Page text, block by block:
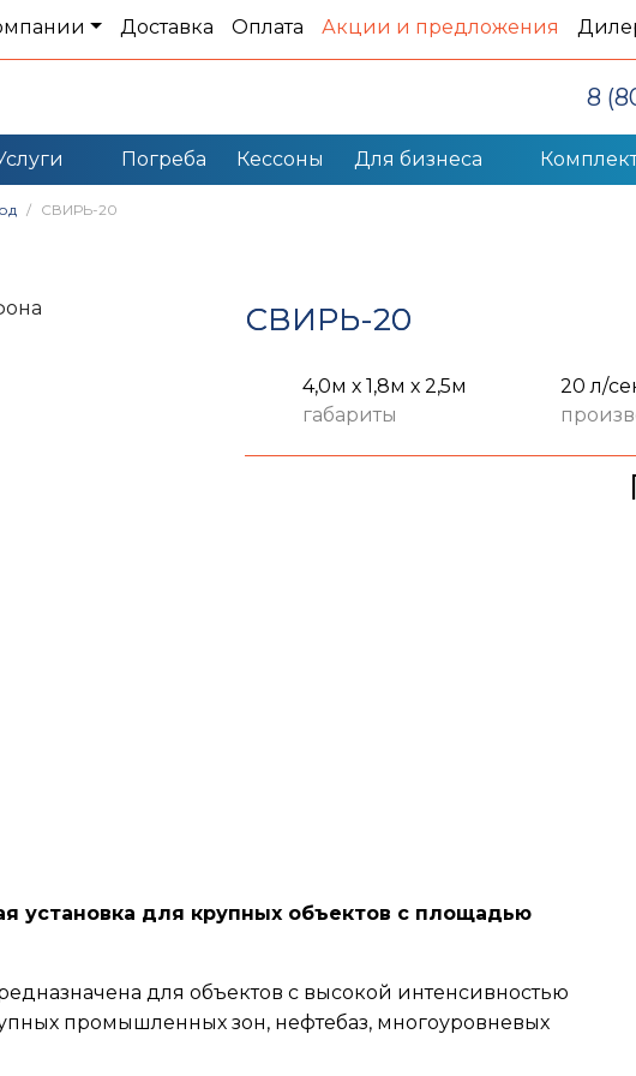
Доставка Оплата Акции и предложения
8
Погреба Кессоны Для бизнеса
СВИРЬ-20
СВИРЬ-20
4,0м х 1,8м х 2,5м
габариты
20 л/
установка для крупных объектов с площадью
для объектов с высокой интенсивностью
промышленных зон, нефтебаз, многоуровневых